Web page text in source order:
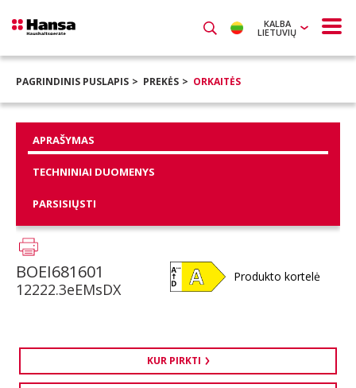
KALBA
LIETUVIŲ
PAGRINDINIS PUSLAPIS PREKĖS ORKAITĖS
APRAŠYMAS
TECHNINIAI DUOMENYS
PARSISIŲSTI
BOEI681601
12222.3eEMsDX
Produkto kortelė
KUR PIRKTI